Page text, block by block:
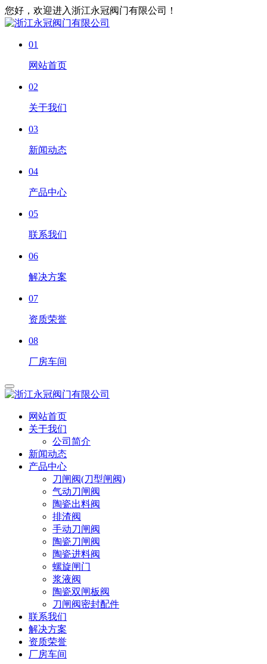
您好，欢迎进入浙江永冠阀门有限公司！
01
网站首页
02
关于我们
03
新闻动态
04
产品中心
05
联系我们
06
解决方案
07
资质荣誉
08
厂房车间
网站首页
关于我们
公司简介
新闻动态
产品中心
刀闸阀(刀型闸阀)
气动刀闸阀
陶瓷出料阀
排渣阀
手动刀闸阀
陶瓷刀闸阀
陶瓷进料阀
螺旋闸门
浆液阀
陶瓷双闸板阀
刀闸阀密封配件
联系我们
解决方案
资质荣誉
厂房车间